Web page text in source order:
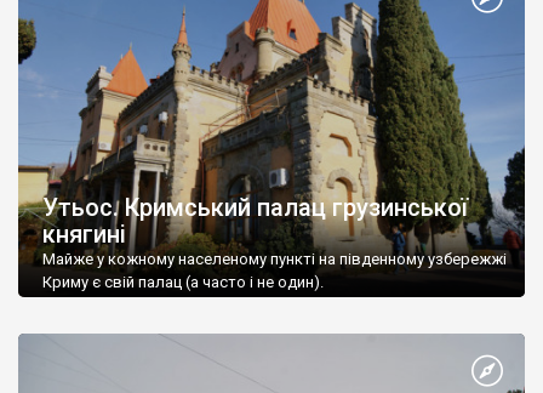
Утьос. Кримський палац грузинської
княгині
Майже у кожному населеному пункті на південному узбережжі
Криму є свій палац (а часто і не один).